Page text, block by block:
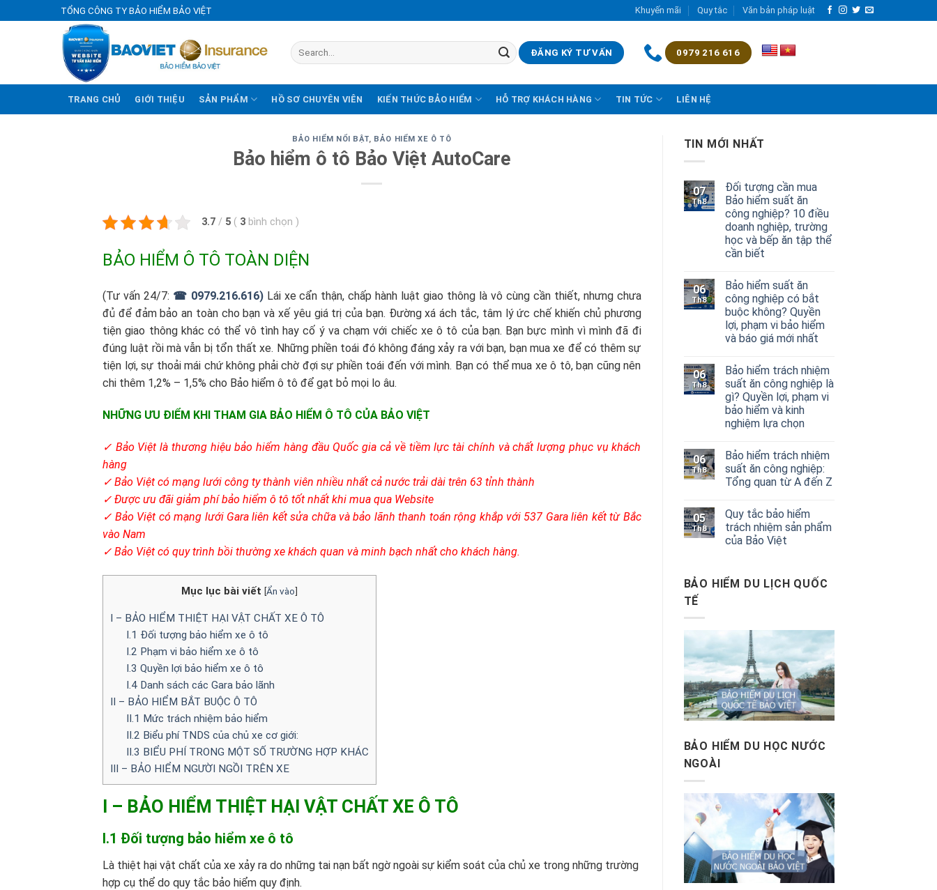
to
TỔNG CÔNG TY BẢO HIỂM BẢO VIỆT Khuyến mãi Quy tắc Văn bản pháp luật
ĐĂNG KÝ TƯ VẤN 0979 216 616
TRANG CHỦ GIỚI THIỆU SẢN PHẨM HỒ SƠ CHUYÊN VIÊN KIẾN THỨC BẢO HIỂM HỖ TRỢ KHÁCH HÀNG TIN TỨC LIÊN HỆ
BẢO HIỂM NỔI BẬT, BẢO HIỂM XE Ô TÔ
Bảo hiểm ô tô Bảo Việt AutoCare
3.7 / 5 ( 3 bình chọn )
BẢO HIỂM Ô TÔ TOÀN DIỆN
(Tư vấn 24/7: ☎ 0979.216.616)Lái xe cẩn thận, chấp hành luật giao thông là vô cùng cần thiết, nhưng chưa
đủ để đảm bảo an toàn cho bạn và xế yêu giá trị của bạn. Đường xá ách tắc, tâm lý ức chế khiến chủ phương
tiện giao thông khác có thể vô tình hay cố ý va chạm với chiếc xe ô tô của bạn. Bạn bực mình vì mình đã đi
đúng luật rồi mà vẫn bị tổn thất xe. Những phiền toái đó không đáng xảy ra với bạn, bạn mua xe để có thêm sự
tiện lợi, sự thoải mái chứ không phải chờ đợi sự phiền toái đến với mình. Bạn có thể mua xe ô tô, bạn cũng nên
chi thêm 1,2% – 1,5% cho Bảo hiểm ô tô để gạt bỏ mọi lo âu.
NHỮNG ƯU ĐIỂM KHI THAM GIA BẢO HIỂM Ô TÔ CỦA BẢO VIỆT
✓ Bảo Việt là thương hiệu bảo hiểm hàng đầu Quốc gia cả về tiềm lực tài chính và chất lượng phục vụ khách
hàng
✓ Bảo Việt có mạng lưới công ty thành viên nhiều nhất cả nước trải dài trên 63 tỉnh thành
✓ Được ưu đãi giảm phí bảo hiểm ô tô tốt nhất khi mua qua Website
✓ Bảo Việt có mạng lưới Gara liên kết sửa chữa và bảo lãnh thanh toán rộng khắp với 537 Gara liên kết từ Bắc
vào Nam
✓ Bảo Việt có quy trình bồi thường xe khách quan và minh bạch nhất cho khách hàng.
Mục lục bài viết [Ẩn vào]
I – BẢO HIỂM THIỆT HẠI VẬT CHẤT XE Ô TÔ
I.1 Đối tượng bảo hiểm xe ô tô
I.2 Phạm vi bảo hiểm xe ô tô
I.3 Quyền lợi bảo hiểm xe ô tô
I.4 Danh sách các Gara bảo lãnh
II – BẢO HIỂM BẮT BUỘC Ô TÔ
II.1 Mức trách nhiệm bảo hiểm
II.2 Biểu phí TNDS của chủ xe cơ giới:
II.3 BIỂU PHÍ TRONG MỘT SỐ TRƯỜNG HỢP KHÁC
III – BẢO HIỂM NGƯỜI NGỒI TRÊN XE
I – BẢO HIỂM THIỆT HẠI VẬT CHẤT XE Ô TÔ
I.1 Đối tượng bảo hiểm xe ô tô
Là thiệt hại vật chất của xe xảy ra do những tai nạn bất ngờ ngoài sự kiểm soát của chủ xe trong những trường
hợp cụ thể do quy tắc bảo hiểm quy định.
TIN MỚI NHẤT
07
Th8
Đối tượng cần mua
Bảo hiểm suất ăn
công nghiệp? 10 điều
doanh nghiệp, trường
học và bếp ăn tập thể
cần biết
06
Th8
Bảo hiểm suất ăn
công nghiệp có bắt
buộc không? Quyền
lợi, phạm vi bảo hiểm
và báo giá mới nhất
06
Th8
Bảo hiểm trách nhiệm
suất ăn công nghiệp là
gì? Quyền lợi, phạm vi
bảo hiểm và kinh
nghiệm lựa chọn
06
Th8
Bảo hiểm trách nhiệm
suất ăn công nghiệp:
Tổng quan từ A đến Z
05
Th8
Quy tắc bảo hiểm
trách nhiệm sản phẩm
của Bảo Việt
BẢO HIỂM DU LỊCH QUỐC
TẾ
BẢO HIỂM DU HỌC NƯỚC
NGOÀI